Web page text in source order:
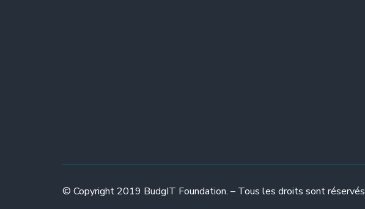
© Copyright 2019 BudgIT Foundation. – Tous les droits sont réservés